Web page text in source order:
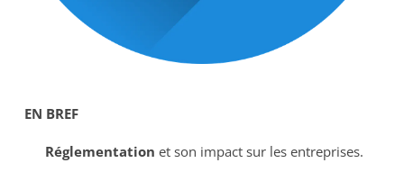
EN BREF
Réglementation et son impact sur les entreprises.